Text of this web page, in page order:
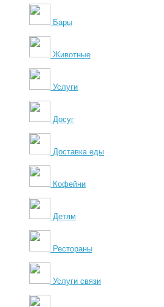
Бары
Животные
Услуги
Досуг
Доставка еды
Кофейни
Детям
Рестораны
Услуги связи